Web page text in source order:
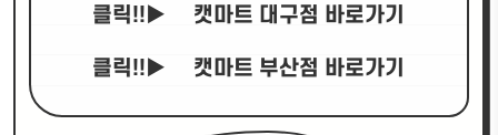
클릭!!▶ 캣마트 대구점 바로가기
클릭!!▶ 캣마트 부산점 바로가기